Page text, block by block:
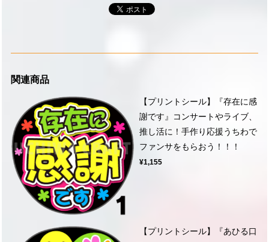
関連商品
【プリントシール】『存在に感
謝です』コンサートやライブ、
推し活に！手作り応援うちわで
ファンサをもらおう！！！
¥1,155
【プリントシール】『あひる口